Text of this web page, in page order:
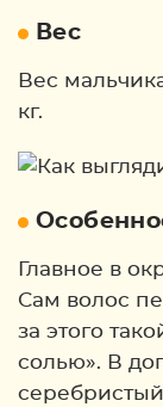
Вес
Вес
кг.
Главное в
Сам волос
за этого
солью». В